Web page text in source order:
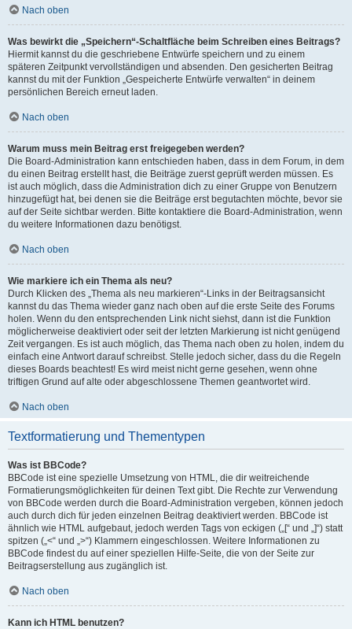
Nach oben
Was bewirkt die „Speichern“-Schaltfläche beim Schreiben eines Beitrags?
Hiermit kannst du die geschriebene Entwürfe speichern und zu einem
späteren Zeitpunkt vervollständigen und absenden. Den gesicherten Beitrag
kannst du mit der Funktion „Gespeicherte Entwürfe verwalten“ in deinem
persönlichen Bereich erneut laden.
Nach oben
Warum muss mein Beitrag erst freigegeben werden?
Die Board-Administration kann entschieden haben, dass in dem Forum, in dem
du einen Beitrag erstellt hast, die Beiträge zuerst geprüft werden müssen. Es
ist auch möglich, dass die Administration dich zu einer Gruppe von Benutzern
hinzugefügt hat, bei denen sie die Beiträge erst begutachten möchte, bevor sie
auf der Seite sichtbar werden. Bitte kontaktiere die Board-Administration, wenn
du weitere Informationen dazu benötigst.
Nach oben
Wie markiere ich ein Thema als neu?
Durch Klicken des „Thema als neu markieren“-Links in der Beitragsansicht
kannst du das Thema wieder ganz nach oben auf die erste Seite des Forums
holen. Wenn du den entsprechenden Link nicht siehst, dann ist die Funktion
möglicherweise deaktiviert oder seit der letzten Markierung ist nicht genügend
Zeit vergangen. Es ist auch möglich, das Thema nach oben zu holen, indem du
einfach eine Antwort darauf schreibst. Stelle jedoch sicher, dass du die Regeln
dieses Boards beachtest! Es wird meist nicht gerne gesehen, wenn ohne
triftigen Grund auf alte oder abgeschlossene Themen geantwortet wird.
Nach oben
Textformatierung und Thementypen
Was ist BBCode?
BBCode ist eine spezielle Umsetzung von HTML, die dir weitreichende
Formatierungsmöglichkeiten für deinen Text gibt. Die Rechte zur Verwendung
von BBCode werden durch die Board-Administration vergeben, können jedoch
auch durch dich für jeden einzelnen Beitrag deaktiviert werden. BBCode ist
ähnlich wie HTML aufgebaut, jedoch werden Tags von eckigen („[“ und „]“) statt
spitzen („<“ und „>“) Klammern eingeschlossen. Weitere Informationen zu
BBCode findest du auf einer speziellen Hilfe-Seite, die von der Seite zur
Beitragserstellung aus zugänglich ist.
Nach oben
Kann ich HTML benutzen?